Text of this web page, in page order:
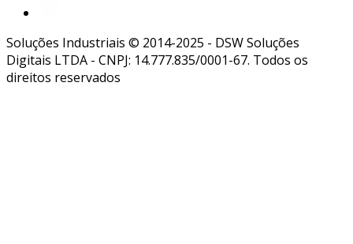
Soluções Industriais © 2014-2025 - DSW Soluções
Digitais LTDA - CNPJ: 14.777.835/0001-67. Todos os
direitos reservados